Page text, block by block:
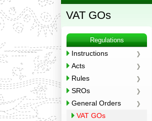
VAT GOs
Regulations
Instructions
Acts
Rules
SROs
General Orders
VAT GOs